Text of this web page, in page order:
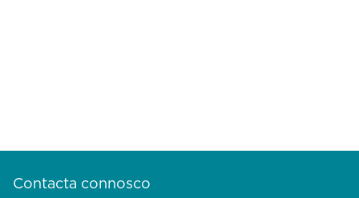
Contacta connosco